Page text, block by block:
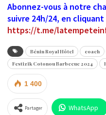
Abonnez-vous à notre
suivre 24h/24, en cliquant
https://t.me/
Bénin Royal Hôtel coach
Festizik Cotonou Barbecue 2024
1 400
Partager WhatsApp